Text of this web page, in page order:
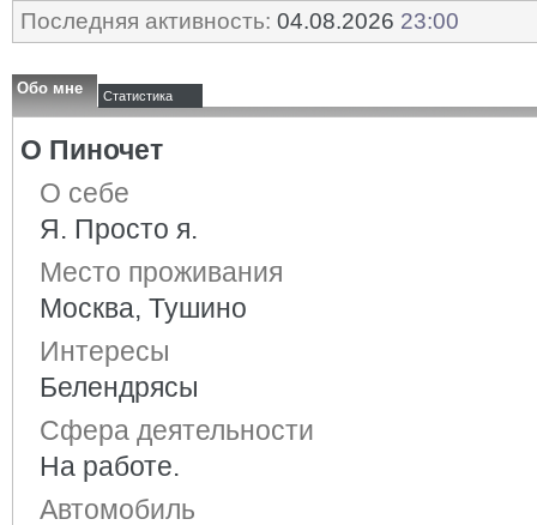
Последняя активность: 04.08.2026 23:00
Обо мне Статистика
О Пиночет
О себе
Я. Просто я.
Место проживания
Москва, Тушино
Интересы
Белендрясы
Сфера деятельности
На работе.
Автомобиль